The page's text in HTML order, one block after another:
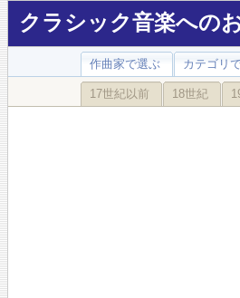
クラシック音楽への
作曲家で選ぶ カテゴリ
17世紀以前 18世紀